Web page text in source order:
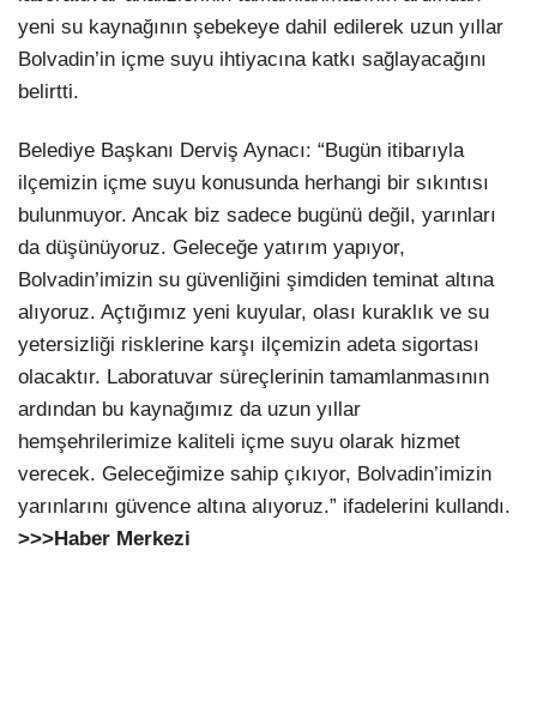
yeni su kaynağının şebekeye dahil edilerek uzun yıllar
Bolvadin’in içme suyu ihtiyacına katkı sağlayacağını
belirtti.
Belediye Başkanı Derviş Aynacı: “Bugün itibarıyla
ilçemizin içme suyu konusunda herhangi bir sıkıntısı
bulunmuyor. Ancak biz sadece bugünü değil, yarınları
da düşünüyoruz. Geleceğe yatırım yapıyor,
Bolvadin’imizin su güvenliğini şimdiden teminat altına
alıyoruz. Açtığımız yeni kuyular, olası kuraklık ve su
yetersizliği risklerine karşı ilçemizin adeta sigortası
olacaktır. Laboratuvar süreçlerinin tamamlanmasının
ardından bu kaynağımız da uzun yıllar
hemşehrilerimize kaliteli içme suyu olarak hizmet
verecek. Geleceğimize sahip çıkıyor, Bolvadin’imizin
yarınlarını güvence altına alıyoruz.” ifadelerini kullandı.
>>>Haber Merkezi